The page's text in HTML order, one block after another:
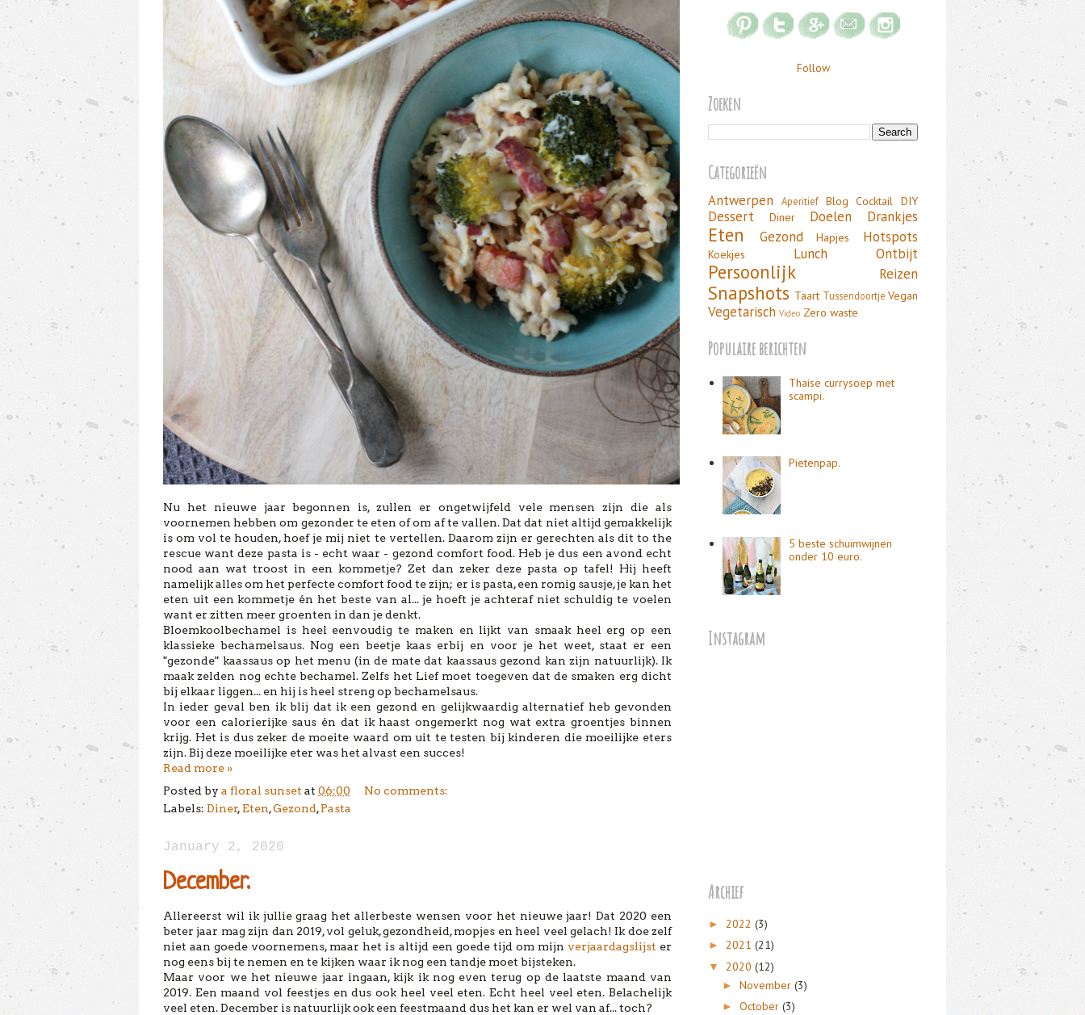
Nu het nieuwe jaar begonnen is, zullen er ongetwijfeld vele mensen zijn die als
voornemen hebben om gezonder te eten of om af te vallen. Dat dat niet altijd gemakkelijk
is om vol te houden, hoef je mij niet te vertellen. Daarom zijn er gerechten als dit to the
rescue want deze pasta is - echt waar - gezond comfort food. Heb je dus een avond echt
nood aan wat troost in een kommetje? Zet dan zeker deze pasta op tafel! Hij heeft
namelijk alles om het perfecte comfort food te zijn; er is pasta, een romig sausje, je kan het
eten uit een kommetje én het beste van al... je hoeft je achteraf niet schuldig te voelen
want er zitten meer groenten in dan je denkt.
Bloemkoolbechamel is heel eenvoudig te maken en lijkt van smaak heel erg op een
klassieke bechamelsaus. Nog een beetje kaas erbij en voor je het weet, staat er een
"gezonde" kaassaus op het menu (in de mate dat kaassaus gezond kan zijn natuurlijk). Ik
maak zelden nog echte bechamel. Zelfs het Lief moet toegeven dat de smaken erg dicht
bij elkaar liggen... en hij is heel streng op bechamelsaus.
In ieder geval ben ik blij dat ik een gezond en gelijkwaardig alternatief heb gevonden
voor een calorierijke saus én dat ik haast ongemerkt nog wat extra groentjes binnen
krijg. Het is dus zeker de moeite waard om uit te testen bij kinderen die moeilijke eters
zijn. Bij deze moeilijke eter was het alvast een succes!
Read more »
Posted by a floral sunset at 06:00
No comments:
Labels: Diner,Eten,Gezond,Pasta
January 2, 2020
December.
Allereerst wil ik jullie graag het allerbeste wensen voor het nieuwe jaar! Dat 2020 een
beter jaar mag zijn dan 2019, vol geluk, gezondheid, mopjes en heel veel gelach! Ik doe zelf
niet aan goede voornemens, maar het is altijd een goede tijd om mijn verjaardagslijst er
nog eens bij te nemen en te kijken waar ik nog een tandje moet bijsteken.
Maar voor we het nieuwe jaar ingaan, kijk ik nog even terug op de laatste maand van
2019. Een maand vol feestjes en dus ook heel veel eten. Echt heel veel eten. Belachelijk
veel eten. December is natuurlijk ook een feestmaand dus het kan er wel van af... toch?
Follow
Zoeken
Categorieën
Antwerpen Aperitief Blog Cocktail DIY
Dessert Diner Doelen Drankjes
Eten Gezond Hapjes Hotspots
Koekjes Lunch Ontbijt
Persoonlijk Reizen
Snapshots Taart Tussendoortje Vegan
Vegetarisch Video Zero waste
Populaire berichten
Thaise currysoep met
scampi.
Pietenpap.
5 beste schuimwijnen
onder 10 euro.
Instagram
Archief
► 2022 (3)
► 2021 (21)
▼ 2020 (12)
► November (3)
► October (3)